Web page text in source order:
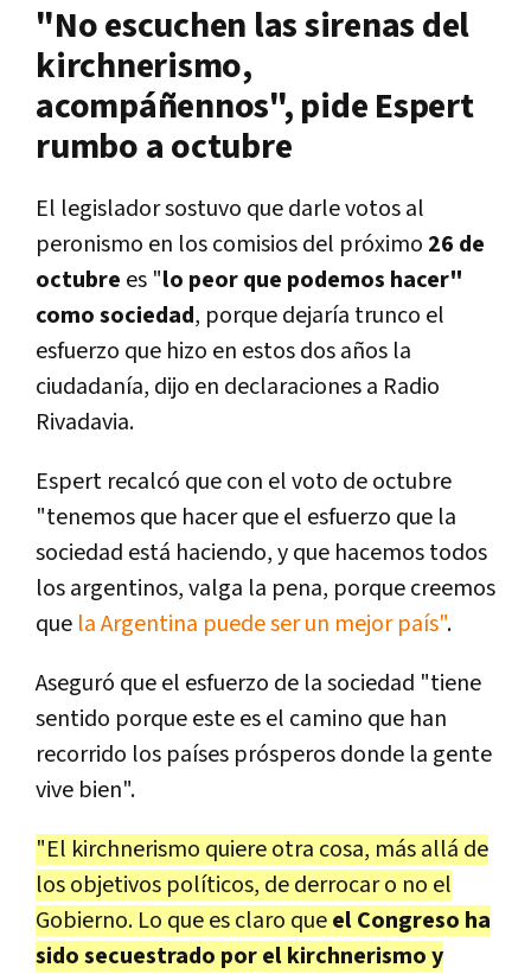
"No escuchen las sirenas del
kirchnerismo,
acompáñennos", pide Espert
rumbo a octubre
El legislador sostuvo que darle votos al
peronismo en los comisios del próximo 26 de
octubre es "lo peor que podemos hacer"
como sociedad, porque dejaría trunco el
esfuerzo que hizo en estos dos años la
ciudadanía, dijo en declaraciones a Radio
Rivadavia.
Espert recalcó que con el voto de octubre
"tenemos que hacer que el esfuerzo que la
sociedad está haciendo, y que hacemos todos
los argentinos, valga la pena, porque creemos
que la Argentina puede ser un mejor país".
Aseguró que el esfuerzo de la sociedad "tiene
sentido porque este es el camino que han
recorrido los países prósperos donde la gente
vive bien".
"El kirchnerismo quiere otra cosa, más allá de
los objetivos políticos, de derrocar o no el
Gobierno. Lo que es claro queel Congreso ha
sido secuestrado por el kirchnerismo y